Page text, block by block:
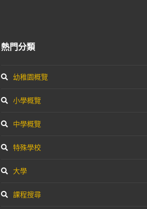
熱門分類
幼稚園概覽
小學概覽
中學概覽
特殊學校
大學
課程搜尋